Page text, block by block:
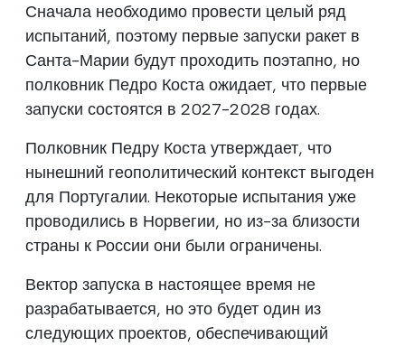
Сначала необходимо провести целый ряд
испытаний, поэтому первые запуски ракет в
Санта-Марии будут проходить поэтапно, но
полковник Педро Коста ожидает, что первые
запуски состоятся в 2027-2028 годах.
Полковник Педру Коста утверждает, что
нынешний геополитический контекст выгоден
для Португалии. Некоторые испытания уже
проводились в Норвегии, но из-за близости
страны к России они были ограничены.
Вектор запуска в настоящее время не
разрабатывается, но это будет один из
следующих проектов, обеспечивающий